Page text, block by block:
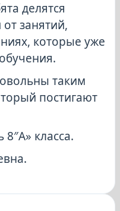
делятся
занятий,
которые уже
таким
постигают
класса.